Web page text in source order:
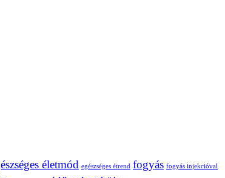
életmód egészséges étrend fogyás fogyás injekcióval